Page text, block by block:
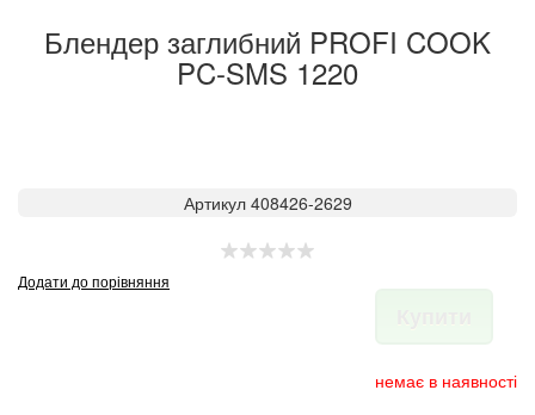
Блендер заглибний PROFI COOK
PC-SMS 1220
Артикул 408426-2629
Додати до порівняння
немає в наявності